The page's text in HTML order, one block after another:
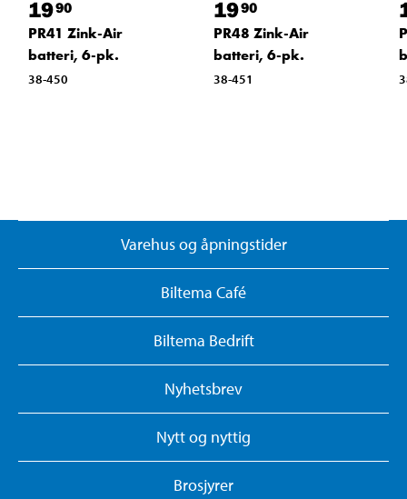
1990
PR41 Zink-Air
batteri, 6-pk.
38-450
1990
PR48 Zink-Air
batteri, 6-pk.
38-451
Varehus og åpningstider
Biltema Café
Biltema Bedrift
Nyhetsbrev
Nytt og nyttig
Brosjyrer